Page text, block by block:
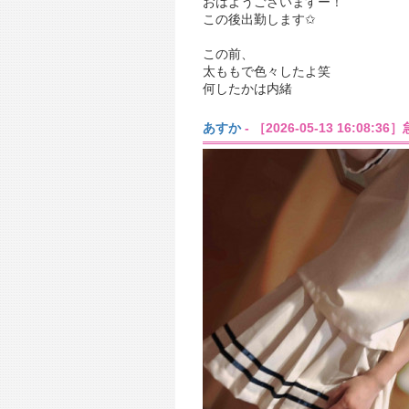
この後出勤します✩︎
この前、
太ももで色々したよ笑
何したかは内緒
あすか- ［2026-05-13 16:08:36］